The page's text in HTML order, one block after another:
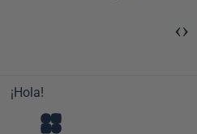
‹›
¡Hola!